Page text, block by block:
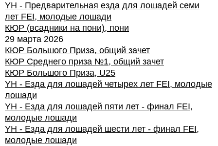
YH - Предварительная езда для лошадей семи
лет FEI, молодые лошади
КЮР (всадники на пони), пони
29 марта 2026
КЮР Большого Приза, общий зачет
КЮР Среднего приза №1, общий зачет
КЮР Большого Приза, U25
YH - Езда для лошадей четырех лет FEI, молодые
лошади
YH - Езда для лошадей пяти лет - финал FEI,
молодые лошади
YH - Езда для лошадей шести лет - финал FEI,
молодые лошади